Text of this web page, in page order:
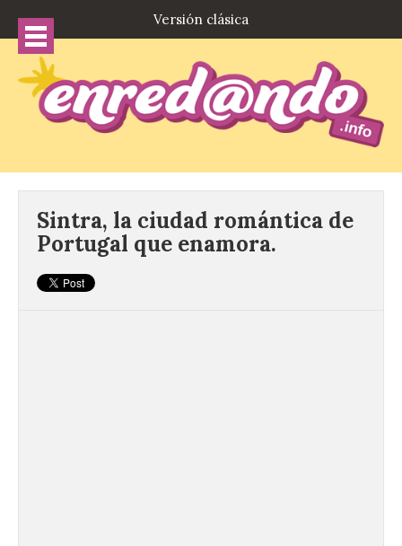
Versión clásica
Sintra, la ciudad romántica de
Portugal que enamora.